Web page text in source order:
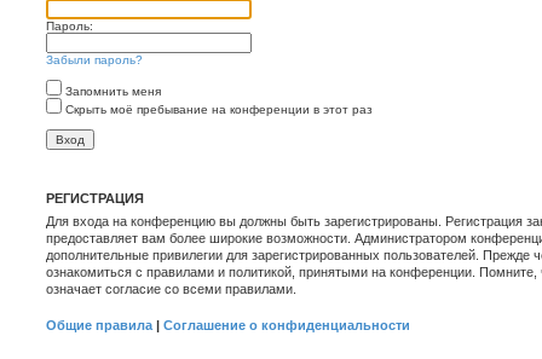
Пароль:
Забыли пароль?
Запомнить меня
Скрыть моё пребывание на конференции в этот раз
РЕГИСТРАЦИЯ
Для входа на конференцию вы должны быть зарегистрированы. Регистрация
предоставляет вам более широкие возможности. Администратором
дополнительные привилегии для зарегистрированных пользователей. Прежде
ознакомиться с правилами и политикой, принятыми на конференции.
означает согласие со всеми правилами.
Общие правила | Соглашение о конфиденциальности